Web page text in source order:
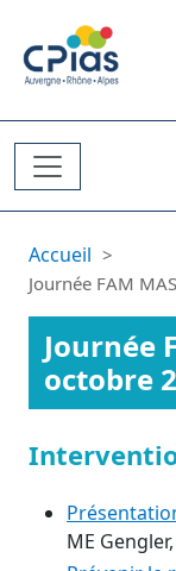
Fil d'Ariane
Accueil
Journée FAM
Journée
octobre
ME